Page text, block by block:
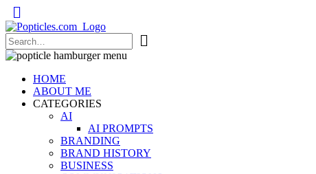
Popticles.com
HOME
ABOUT ME
CATEGORIES
AI
AI PROMPTS
BRANDING
BRAND HISTORY
BUSINESS